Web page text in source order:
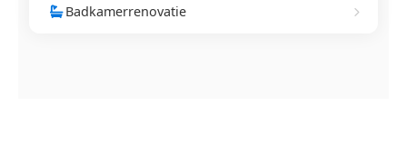
Badkamerrenovatie